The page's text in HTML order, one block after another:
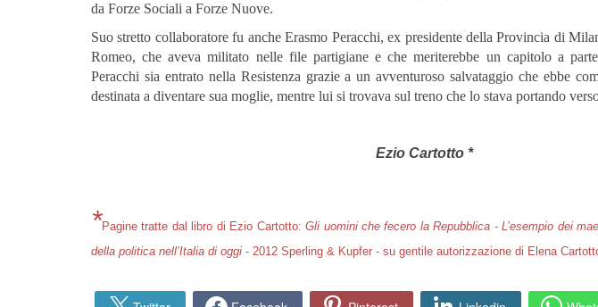
da Forze Sociali a Forze Nuove.
Suo stretto collaboratore fu anche Erasmo Peracchi, ex presidente della Provincia di
Romeo, che aveva militato nelle file partigiane e che meriterebbe un capitolo a
Peracchi sia entrato nella Resistenza grazie a un avventuroso salvataggio che ebbe
destinata a diventare sua moglie, mentre lui si trovava sul treno che lo stava portando
Ezio Cartotto *
*Pagine tratte dal libro di Ezio Cartotto:Gli uomini che fecero la Repubblica - L’esempio dei
della politica nell’Italia di oggi - 2012 Sperling & Kupfer - su gentile autorizzazione di Elena